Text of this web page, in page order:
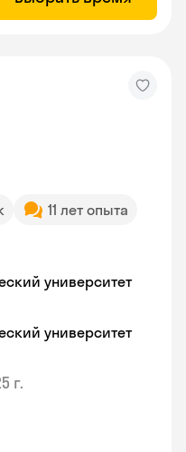
11 лет опыта
университет
университет
г.